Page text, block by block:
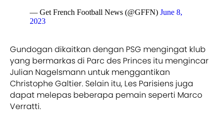
— Get French Football News (@GFFN) June 8,
2023
Gundogan dikaitkan dengan PSG mengingat klub
yang bermarkas di Parc des Princes itu mengincar
Julian Nagelsmann untuk menggantikan
Christophe Galtier. Selain itu, Les Parisiens juga
dapat melepas beberapa pemain seperti Marco
Verratti.